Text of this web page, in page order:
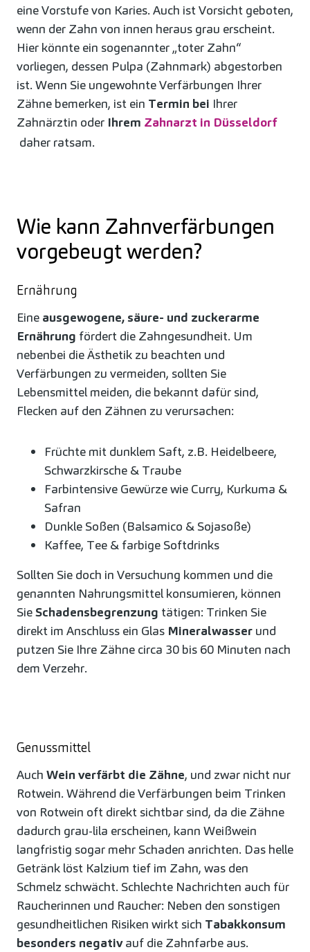
eine Vorstufe von Karies. Auch ist Vorsicht geboten,
wenn der Zahn von innen heraus grau erscheint.
Hier könnte ein sogenannter „toter Zahn“
vorliegen, dessen Pulpa (Zahnmark) abgestorben
ist. Wenn Sie ungewohnte Verfärbungen Ihrer
Zähne bemerken, ist ein Termin bei Ihrer
Zahnärztin oder Ihrem Zahnarzt in Düsseldorf
daher ratsam.
Wie kann Zahnverfärbungen
vorgebeugt werden?
Ernährung
Eine ausgewogene, säure- und zuckerarme
Ernährung fördert die Zahngesundheit. Um
nebenbei die Ästhetik zu beachten und
Verfärbungen zu vermeiden, sollten Sie
Lebensmittel meiden, die bekannt dafür sind,
Flecken auf den Zähnen zu verursachen:
Früchte mit dunklem Saft, z.B. Heidelbeere,
Schwarzkirsche & Traube
Farbintensive Gewürze wie Curry, Kurkuma &
Safran
Dunkle Soßen (Balsamico & Sojasoße)
Kaffee, Tee & farbige Softdrinks
Sollten Sie doch in Versuchung kommen und die
genannten Nahrungsmittel konsumieren, können
SieSchadensbegrenzung tätigen: Trinken Sie
direkt im Anschluss ein Glas Mineralwasser und
putzen Sie Ihre Zähne circa 30 bis 60 Minuten nach
dem Verzehr.
Genussmittel
Auch Wein verfärbt die Zähne, und zwar nicht nur
Rotwein. Während die Verfärbungen beim Trinken
von Rotwein oft direkt sichtbar sind, da die Zähne
dadurch grau-lila erscheinen, kann Weißwein
langfristig sogar mehr Schaden anrichten. Das helle
Getränk löst Kalzium tief im Zahn, was den
Schmelz schwächt. Schlechte Nachrichten auch für
Raucherinnen und Raucher: Neben den sonstigen
gesundheitlichen Risiken wirkt sich Tabakkonsum
besonders negativauf die Zahnfarbe aus.